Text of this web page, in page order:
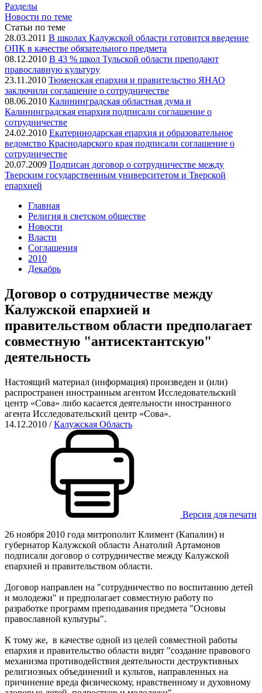
Разделы
Новости по теме
Статьи по теме
28.03.2011 В школах Калужской области готовится введение
ОПК в качестве обязательного предмета
08.12.2010 В 43 % школ Тульской области преподают
православную культуру
23.11.2010 Тюменская епархия и правительство ЯНАО
заключили соглашение о сотрудничестве
08.06.2010 Калининградская областная дума и
Калининградская епархия подписали соглашение о
сотрудничестве
24.02.2010 Екатеринодарская епархия и образовательное
ведомство Краснодарского края подписали соглашение о
сотрудничестве
20.07.2009 Подписан договор о сотрудничестве между
Тверским государственным университетом и Тверской
епархией
Главная
Религия в светском обществе
Новости
Власти
Соглашения
2010
Декабрь
Договор о сотрудничестве между
Калужской епархией и
правительством области предполагает
совместную "антисектантскую"
деятельность
Настоящий материал (информация) произведен и (или)
распространен иностранным агентом Исследовательский
центр «Сова» либо касается деятельности иностранного
агента Исследовательский центр «Сова».
14.12.2010 /Калужская Область
Версия для печати
26 ноября 2010 года митрополит Климент (Капалин) и
губернатор Калужской области Анатолий Артамонов
подписали договор о сотрудничестве между Калужской
епархией и правительством области.
Договор направлен на "сотрудничество по воспитанию детей
и молодежи" и предполагает совместную работу по
разработке программ преподавания предмета "Основы
православной культуры".
К тому же, в качестве одной из целей совместной работы
епархия и правительство области видят "создание правового
механизма противодействия деятельности деструктивных
религиозных объединений и культов, направленных на
причинение вреда физическому, нравственному и духовному